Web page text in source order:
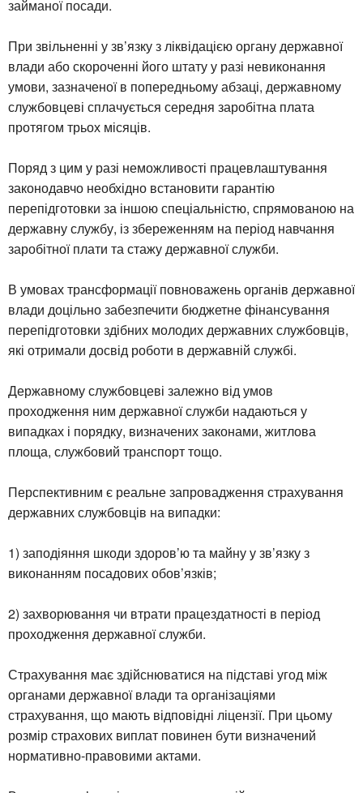
займаної посади.
При звільненні у зв’язку з ліквідацією органу державної
влади або скороченні його штату у разі невиконання
умови, зазначеної в попередньому абзаці, державному
службовцеві сплачується середня заробітна плата
протягом трьох місяців.
Поряд з цим у разі неможливості працевлаштування
законодавчо необхідно встановити гарантію
перепідготовки за іншою спеціальністю, спрямованою на
державну службу, із збереженням на період навчання
заробітної плати та стажу державної служби.
В умовах трансформації повноважень органів державної
влади доцільно забезпечити бюджетне фінансування
перепідготовки здібних молодих державних службовців,
які отримали досвід роботи в державній службі.
Державному службовцеві залежно від умов
проходження ним державної служби надаються у
випадках і порядку, визначених законами, житлова
площа, службовий транспорт тощо.
Перспективним є реальне запровадження страхування
державних службовців на випадки:
1) заподіяння шкоди здоров’ю та майну у зв’язку з
виконанням посадових обов’язків;
2) захворювання чи втрати працездатності в період
проходження державної служби.
Страхування має здійснюватися на підставі угод між
органами державної влади та організаціями
страхування, що мають відповідні ліцензії. При цьому
розмір страхових виплат повинен бути визначений
нормативно-правовими актами.